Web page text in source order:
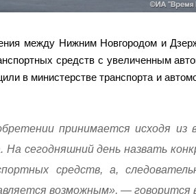
между Нижним Новгородом и
средств с увеличенным
в министерстве транспорта и
принимается исходя из
сегодняшний день назвать
средств, а,
возможным», — говорится